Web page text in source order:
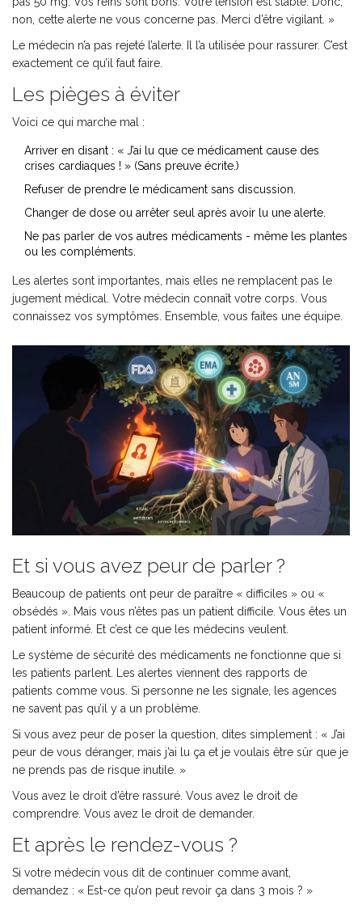
non, cette alerte ne vous concerne pas. Merci d’être vigilant. »
Le médecin n’a pas rejeté l’alerte. Il l’a utilisée pour rassurer. C’est
exactement ce qu’il faut faire.
Les pièges à éviter
Voici ce qui marche mal :
Arriver en disant : « J’ai lu que ce médicament cause des
crises cardiaques ! » (Sans preuve écrite.)
Refuser de prendre le médicament sans discussion.
Changer de dose ou arrêter seul après avoir lu une alerte.
Ne pas parler de vos autres médicaments - même les plantes
ou les compléments.
Les alertes sont importantes, mais elles ne remplacent pas le
jugement médical. Votre médecin connaît votre corps. Vous
connaissez vos symptômes. Ensemble, vous faites une équipe.
Et si vous avez peur de parler ?
Beaucoup de patients ont peur de paraître « difficiles » ou «
obsédés ». Mais vous n’êtes pas un patient difficile. Vous êtes un
patient informé. Et c’est ce que les médecins veulent.
Le système de sécurité des médicaments ne fonctionne que si
les patients parlent. Les alertes viennent des rapports de
patients comme vous. Si personne ne les signale, les agences
ne savent pas qu’il y a un problème.
Si vous avez peur de poser la question, dites simplement : « J’ai
peur de vous déranger, mais j’ai lu ça et je voulais être sûr que je
ne prends pas de risque inutile. »
Vous avez le droit d’être rassuré. Vous avez le droit de
comprendre. Vous avez le droit de demander.
Et après le rendez-vous ?
Si votre médecin vous dit de continuer comme avant,
demandez : « Est-ce qu’on peut revoir ça dans 3 mois ? »